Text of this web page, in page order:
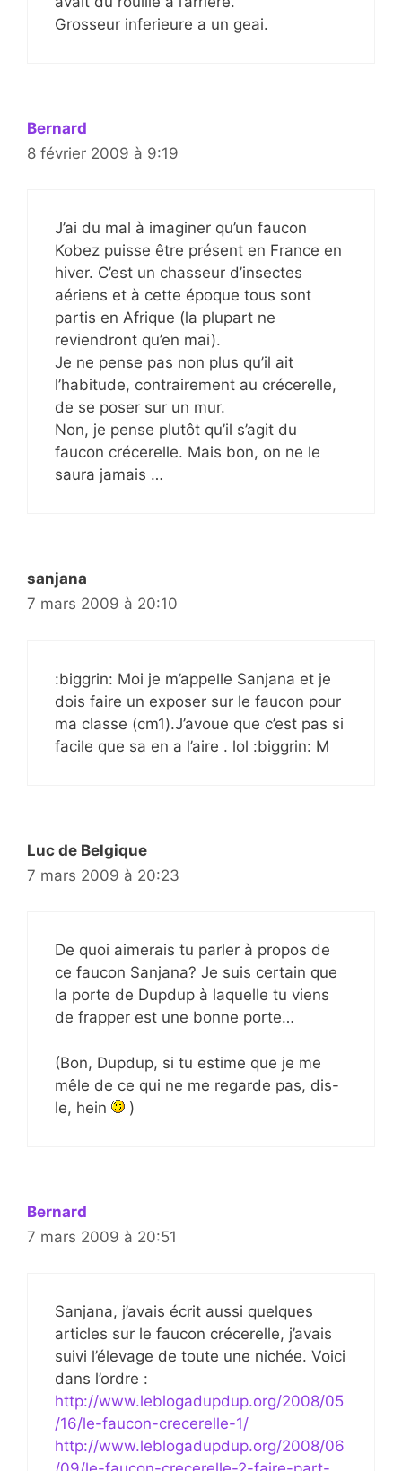
Grosseur inferieure a un geai.
Bernard
8 février 2009 à 9:19
J’ai du mal à imaginer qu’un faucon
Kobez puisse être présent en France en
hiver. C’est un chasseur d’insectes
aériens et à cette époque tous sont
partis en Afrique (la plupart ne
reviendront qu’en mai).
Je ne pense pas non plus qu’il ait
l’habitude, contrairement au crécerelle,
de se poser sur un mur.
Non, je pense plutôt qu’il s’agit du
faucon crécerelle. Mais bon, on ne le
saura jamais …
sanjana
7 mars 2009 à 20:10
:biggrin: Moi je m’appelle Sanjana et je
dois faire un exposer sur le faucon pour
ma classe (cm1).J’avoue que c’est pas si
facile que sa en a l’aire . lol :biggrin: M
Luc de Belgique
7 mars 2009 à 20:23
De quoi aimerais tu parler à propos de
ce faucon Sanjana? Je suis certain que
la porte de Dupdup à laquelle tu viens
de frapper est une bonne porte…
(Bon, Dupdup, si tu estime que je me
mêle de ce qui ne me regarde pas, dis-
le, hein
)
Bernard
7 mars 2009 à 20:51
Sanjana, j’avais écrit aussi quelques
articles sur le faucon crécerelle, j’avais
suivi l’élevage de toute une nichée. Voici
dans l’ordre :
http://www.leblogadupdup.org/2008/05
/16/le-faucon-crecerelle-1/
http://www.leblogadupdup.org/2008/06